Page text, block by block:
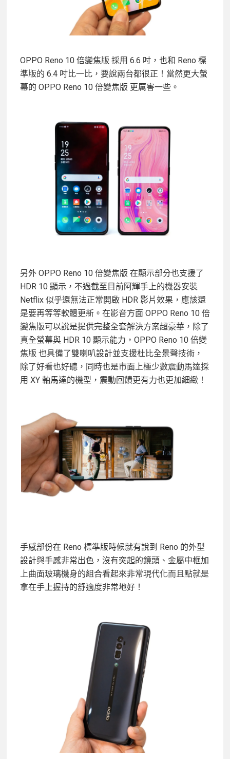
OPPO Reno 10 倍變焦版 採用 6.6 吋，也和 Reno 標
準版的 6.4 吋比一比，要說兩台都很正！當然更大螢
幕的 OPPO Reno 10 倍變焦版 更厲害一些。
另外 OPPO Reno 10 倍變焦版 在顯示部分也支援了
HDR 10 顯示，不過截至目前阿輝手上的機器安裝
Netflix 似乎還無法正常開啟 HDR 影片效果，應該還
是要再等等軟體更新。在影音方面 OPPO Reno 10 倍
變焦版可以說是提供完整全套解決方案超豪華，除了
真全螢幕與 HDR 10 顯示能力，OPPO Reno 10 倍變
焦版 也具備了雙喇叭設計並支援杜比全景聲技術，
除了好看也好聽，同時也是市面上極少數震動馬達採
用 XY 軸馬達的機型，震動回饋更有力也更加細緻！
手感部份在 Reno 標準版時候就有說到 Reno 的外型
設計與手感非常出色，沒有突起的鏡頭、金屬中框加
上曲面玻璃機身的組合看起來非常現代化而且點就是
拿在手上握持的舒適度非常地好！